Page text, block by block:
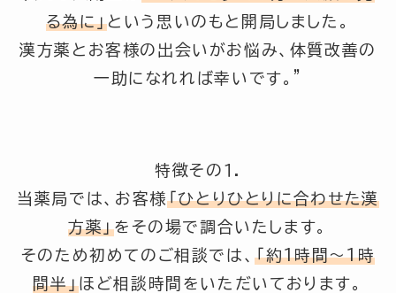
る為に」 という思いのもと開局しました。
漢方薬とお客様の出会いがお悩み、体質改善の
一助になれれば幸いです。”
特徴その１.
当薬局では、お客様 「ひとりひとりに合わせた漢
方薬」をその場で調合いたします。
そのため初めてのご相談では、「約1時間～1時
間半」ほど相談時間をいただいております。